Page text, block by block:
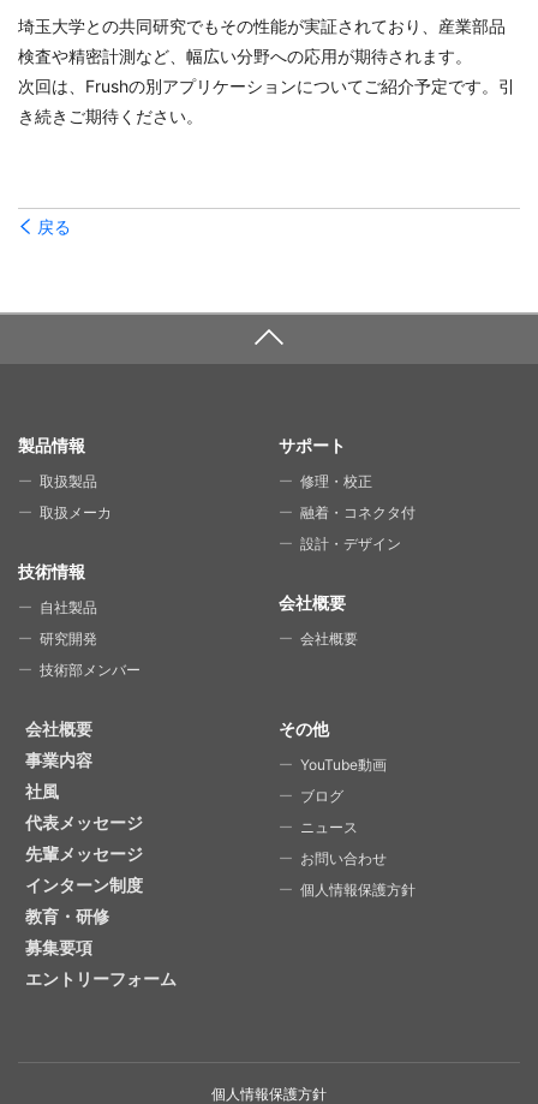
埼玉大学との共同研究でもその性能が実証されており、産業部品
検査や精密計測など、幅広い分野への応用が期待されます。
次回は、Frushの別アプリケーションについてご紹介予定です。引
き続きご期待ください。
戻る
SITE MAP
製品情報
取扱製品
取扱メーカ
技術情報
自社製品
研究開発
技術部メンバー
サポート
修理・校正
融着・コネクタ付
設計・デザイン
会社概要
会社概要
会社概要
事業内容
社風
代表メッセージ
先輩メッセージ
インターン制度
教育・研修
募集要項
エントリーフォーム
その他
YouTube動画
ブログ
ニュース
お問い合わせ
個人情報保護方針
個人情報保護方針